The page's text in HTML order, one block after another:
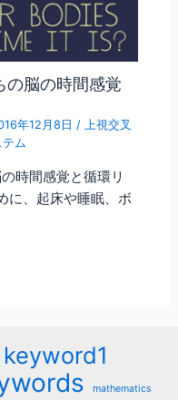
の脳の時間感覚
年12月8日/上視交叉
ム
時間感覚と循環リ
に、起床や睡眠、ボ
keyword1
mathematics